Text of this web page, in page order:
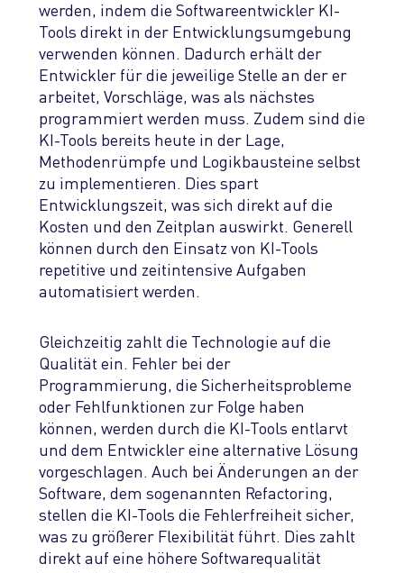
werden, indem die Softwareentwickler KI-
Tools direkt in der Entwicklungsumgebung
verwenden können. Dadurch erhält der
Entwickler für die jeweilige Stelle an der er
arbeitet, Vorschläge, was als nächstes
programmiert werden muss. Zudem sind die
KI-Tools bereits heute in der Lage,
Methodenrümpfe und Logikbausteine selbst
zu implementieren. Dies spart
Entwicklungszeit, was sich direkt auf die
Kosten und den Zeitplan auswirkt. Generell
können durch den Einsatz von KI-Tools
repetitive und zeitintensive Aufgaben
automatisiert werden.
Gleichzeitig zahlt die Technologie auf die
Qualität ein. Fehler bei der
Programmierung, die Sicherheitsprobleme
oder Fehlfunktionen zur Folge haben
können, werden durch die KI-Tools entlarvt
und dem Entwickler eine alternative Lösung
vorgeschlagen. Auch bei Änderungen an der
Software, dem sogenannten Refactoring,
stellen die KI-Tools die Fehlerfreiheit sicher,
was zu größerer Flexibilität führt. Dies zahlt
direkt auf eine höhere Softwarequalität